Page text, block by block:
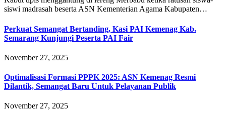
siswi madrasah beserta ASN Kementerian Agama Kabupaten…
Perkuat Semangat Bertanding, Kasi PAI Kemenag Kab.
Semarang Kunjungi Peserta PAI Fair
November 27, 2025
Optimalisasi Formasi PPPK 2025: ASN Kemenag Resmi
Dilantik, Semangat Baru Untuk Pelayanan Publik
November 27, 2025